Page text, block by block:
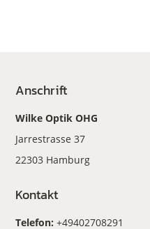
Anschrift
Wilke Optik OHG
Jarrestrasse 37
22303 Hamburg
Kontakt
Telefon:+49402708291